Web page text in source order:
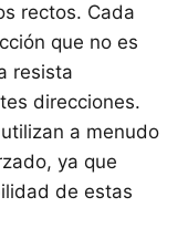
rectos. Cada
que no es
resista
direcciones.
a menudo
ya que
de estas